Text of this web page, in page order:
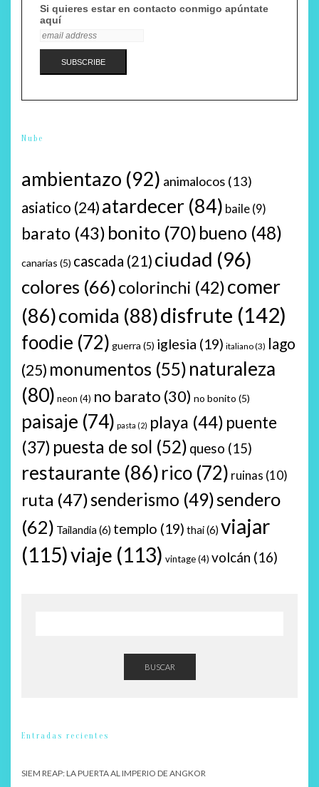
Si quieres estar en contacto conmigo apúntate
aquí
Nube
ambientazo (92) animalocos (13)
asiatico (24) atardecer (84) baile (9)
barato (43) bonito (70) bueno (48)
canarias (5) cascada (21) ciudad (96)
colores (66)colorinchi (42)comer
(86)comida (88)disfrute (142)
foodie (72) guerra (5) iglesia (19) italiano(3) lago
(25) monumentos (55) naturaleza
(80) neon (4) no barato (30) no bonito (5)
paisaje (74) pasta (2) playa (44) puente
(37) puesta de sol (52) queso (15)
restaurante (86)rico (72) ruinas (10)
ruta (47)senderismo (49)sendero
(62) Tailandia (6) templo (19) thai(6) viajar
(115)viaje (113) vintage(4) volcán (16)
BUSCAR
Entradas recientes
SIEM REAP: LA PUERTA AL IMPERIO DE ANGKOR